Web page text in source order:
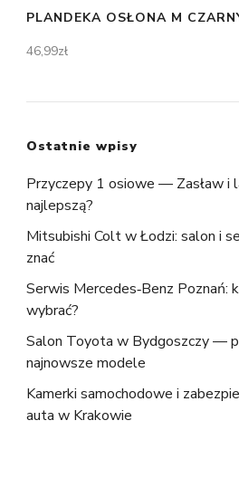
PLANDEKA OSŁONA M
46,99zł
Ostatnie wpisy
Przyczepy 1 osiowe — Zasław i
najlepszą?
Mitsubishi Colt w Łodzi: salon i
znać
Serwis Mercedes‑Benz Poznań:
wybrać?
Salon Toyota w Bydgoszczy —
najnowsze modele
Kamerki samochodowe i
auta w Krakowie